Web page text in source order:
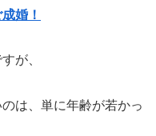
婚！
が、
は、単に年齢が若かっ